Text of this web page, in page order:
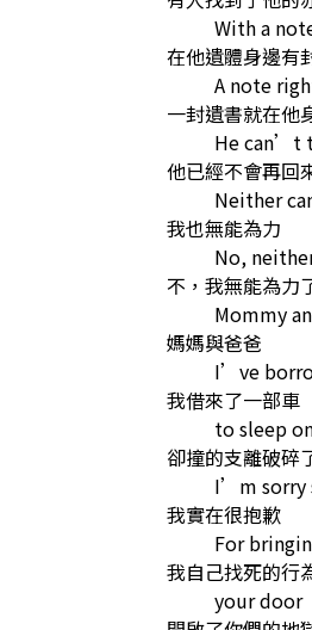
With a
在他遺體身邊有
A note
一封遺書就在他
He can’t
他已經不會再回
Neither
我也無能為力
No,
不，我無能為力
Mommy
媽媽與爸爸
I’ve
我借來了一部車
to sleep
卻撞的支離破碎
I’m sorry
我實在很抱歉
For
我自己找死的行
your door